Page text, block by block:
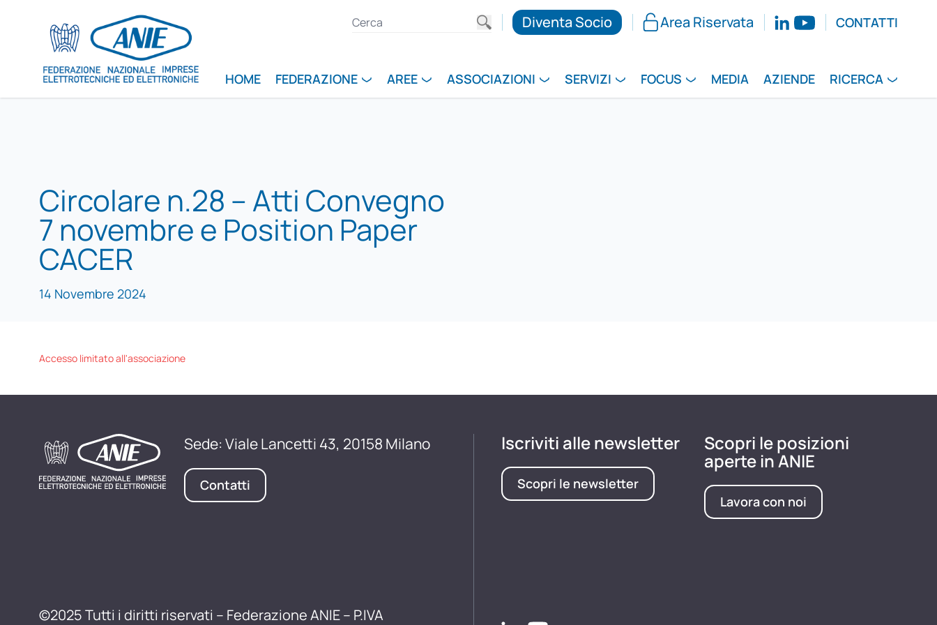
Diventa Socio Area Riservata CONTATTI
HOME FEDERAZIONE AREE ASSOCIAZIONI SERVIZI FOCUS MEDIA AZIENDE RICERCA
Circolare n.28 – Atti Convegno
7 novembre e Position Paper
CACER
14 Novembre 2024
Accesso limitato all'associazione
Sede: Viale Lancetti 43, 20158 Milano
Contatti
©2025 Tutti i diritti riservati – Federazione ANIE – P.IVA
Iscriviti alle newsletter
Scopri le newsletter
Scopri le posizioni
aperte in ANIE
Lavora con noi